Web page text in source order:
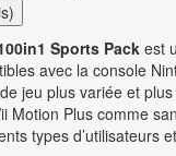
Sports Pack est
avec la console
jeu plus variée et
Motion Plus comme
types d’utilisateurs